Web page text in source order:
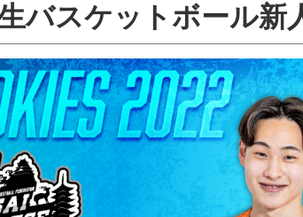
バスケットボール新